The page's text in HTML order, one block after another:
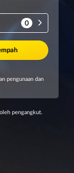
pengangkut.